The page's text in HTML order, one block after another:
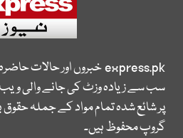
express.pkخبروں اور حالات
سب سے زیادہ وزٹ کی جانے والی
پر شائع شدہ تمام مواد کے جملہ
گروپ محفوظ ہیں۔